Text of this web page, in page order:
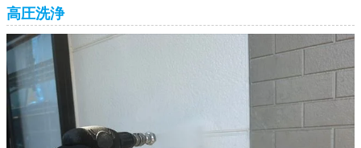
高圧洗浄